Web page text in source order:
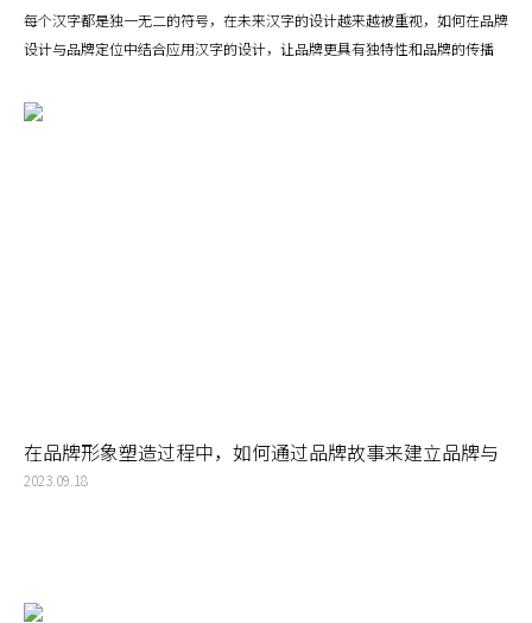
每个汉字都是独一无二的符号，在未来汉字的设计越来越被重视，如何在品牌
设计与品牌定位中结合应用汉字的设计，让品牌更具有独特性和品牌的传播
在品牌形象塑造过程中，如何通过品牌故事来建立品牌与
消费者之间的情感连接？
2023.09.18